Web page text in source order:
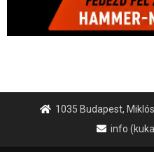
1035 Budapest, Miklós
info